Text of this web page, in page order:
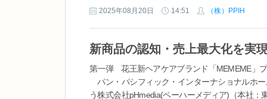
ラクターコラボレーションをはじめ、SNS投稿キ
2025年08月20日 14:51 （株）PPIH
第一弾 花王新ヘアケアブランド「MEMEME」
パン・パシフィック・インターナショナルホ
う株式会社pHmedia(ペーハーメディア)（本社